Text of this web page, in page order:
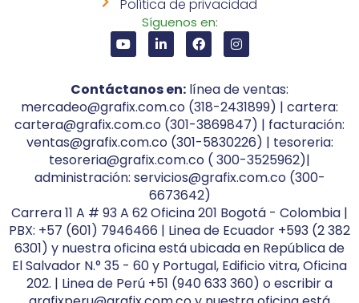
Política de privacidad
Síguenos en:
Contáctanos en: línea de ventas:
mercadeo@grafix.com.co (318-2431899) | cartera:
cartera@grafix.com.co (301-3869847) | facturación:
ventas@grafix.com.co (301-5830226) | tesoreria:
tesoreria@grafix.com.co ( 300-3525962)|
administración: servicios@grafix.com.co (300-
6673642)
Carrera 11 A # 93 A 62 Oficina 201 Bogotá - Colombia |
PBX: +57 (601) 7946466 | Linea de Ecuador +593 (2 382
6301) y nuestra oficina está ubicada en República de
El Salvador N.° 35 - 60 y Portugal, Edificio vitra, Oficina
202. | Linea de Perú +51 (940 633 360) o escribir a